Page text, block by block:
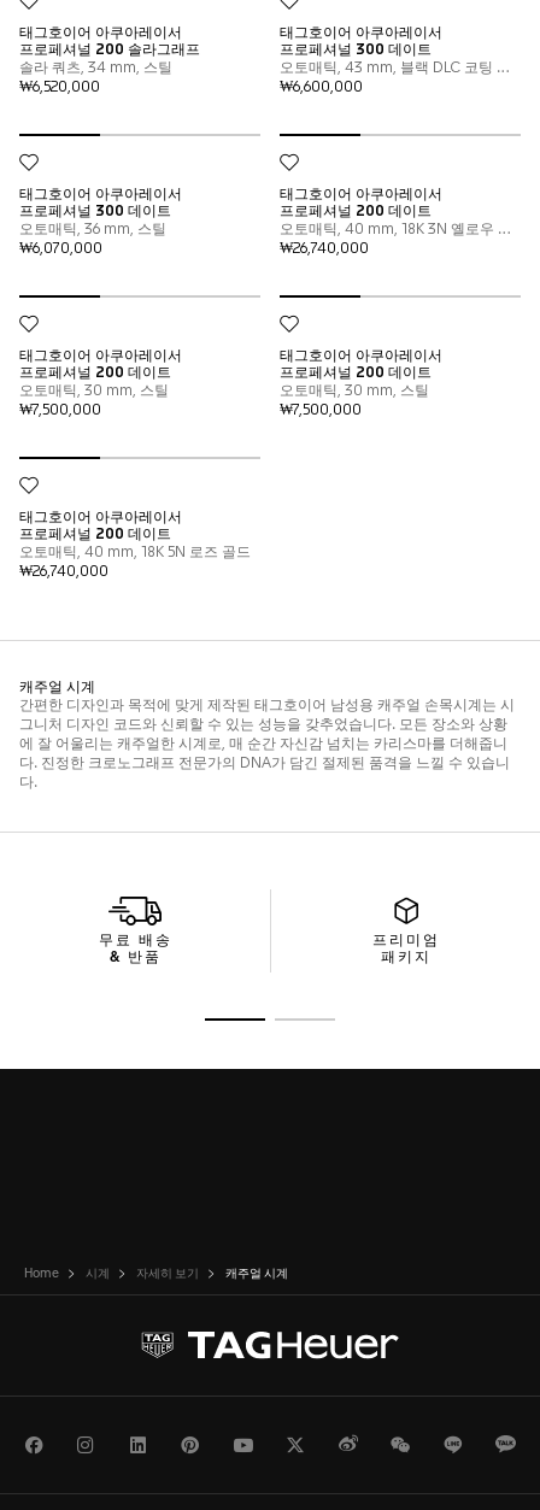
무료 배송
& 반품
프리미엄
패키지
Home 시계 자세히 보기 캐주얼 시계
FacebookInstagram
LinkedInPinterestYoutubeTwitterWeiboWeChatLine